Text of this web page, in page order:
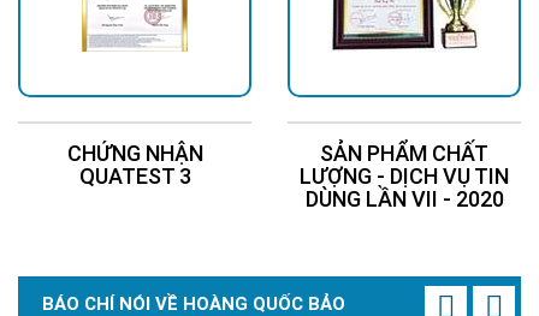
CHỨNG NHẬN
QUATEST 3
SẢN PHẨM CHẤT
LƯỢNG - DỊCH VỤ TIN
DÙNG LẦN VII - 2020
BÁO CHÍ NÓI VỀ HOÀNG QUỐC BẢO